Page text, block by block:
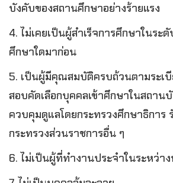
บังคับของสถานศึกษาอย่างร้ายแรง
4. ไม่เคยเป็นผู้สำเร็จการศึกษาในร
ศึกษาใดมาก่อน
5. เป็นผู้มีคุณสมบัติครบถ้วนตามระเ
สอบคัดเลือกบุคคลเข้าศึกษาในสถา
ควบคุมดูแลโดยกระทรวงศึกษาธิการ
กระทรวงส่วนราชการอื่น ๆ
6. ไม่เป็นผู้ที่ทำงานประจำในระหว่า